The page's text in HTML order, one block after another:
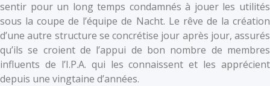
sentir pour un long temps condamnés à jouer les utilités
sous la coupe de l’équipe de Nacht. Le rêve de la création
d’une autre structure se concrétise jour après jour, assurés
qu’ils se croient de l’appui de bon nombre de membres
influents de l’I.P.A. qui les connaissent et les apprécient
depuis une vingtaine d’années.